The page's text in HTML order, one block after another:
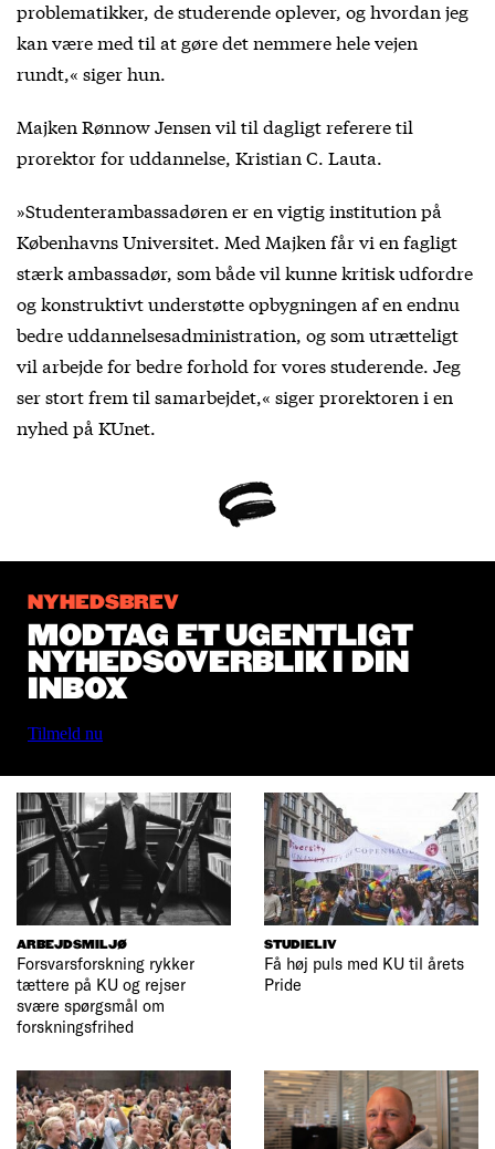
problematikker, de studerende oplever, og hvordan jeg
kan være med til at gøre det nemmere hele vejen
rundt,« siger hun.
Majken Rønnow Jensen vil til dagligt referere til
prorektor for uddannelse, Kristian C. Lauta.
»Studenterambassadøren er en vigtig institution på
Københavns Universitet. Med Majken får vi en fagligt
stærk ambassadør, som både vil kunne kritisk udfordre
og konstruktivt understøtte opbygningen af en endnu
bedre uddannelsesadministration, og som utrætteligt
vil arbejde for bedre forhold for vores studerende. Jeg
ser stort frem til samarbejdet,« siger prorektoren i en
nyhed på KUnet.
NYHEDSBREV
MODTAG ET UGENTLIGT
NYHEDSOVERBLIK I DIN
INBOX
Tilmeld nu
ARBEJDSMILJØ
Forsvarsforskning rykker
tættere på KU og rejser
svære spørgsmål om
forskningsfrihed
STUDIELIV
Få høj puls med KU til årets
Pride